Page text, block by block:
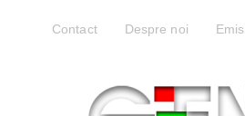
Contact Despre noi